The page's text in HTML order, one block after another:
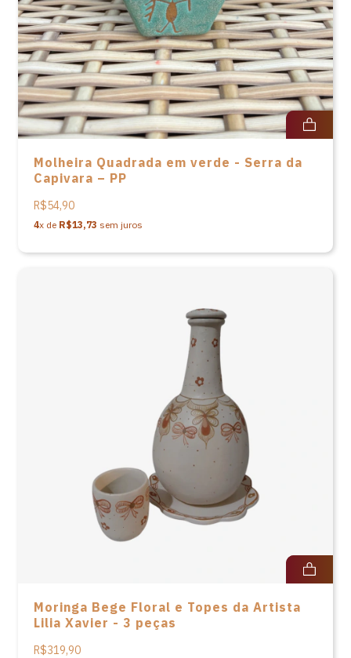
Molheira Quadrada em verde - Serra da
Capivara – PP
R$54,90
4x de R$13,73 sem juros
Moringa Bege Floral e Topes da Artista
Lilia Xavier - 3 peças
R$319,90